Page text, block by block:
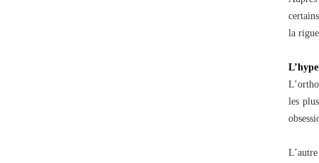
la
les